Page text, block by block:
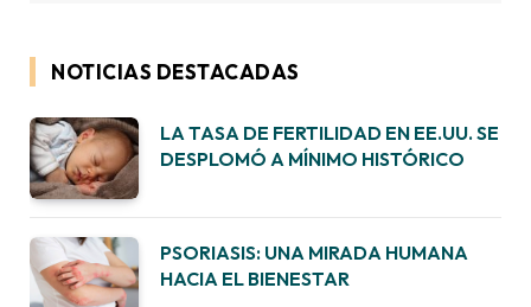
NOTICIAS DESTACADAS
LA TASA DE FERTILIDAD EN EE.UU. SE
DESPLOMÓ A MÍNIMO HISTÓRICO
PSORIASIS: UNA MIRADA HUMANA
HACIA EL BIENESTAR